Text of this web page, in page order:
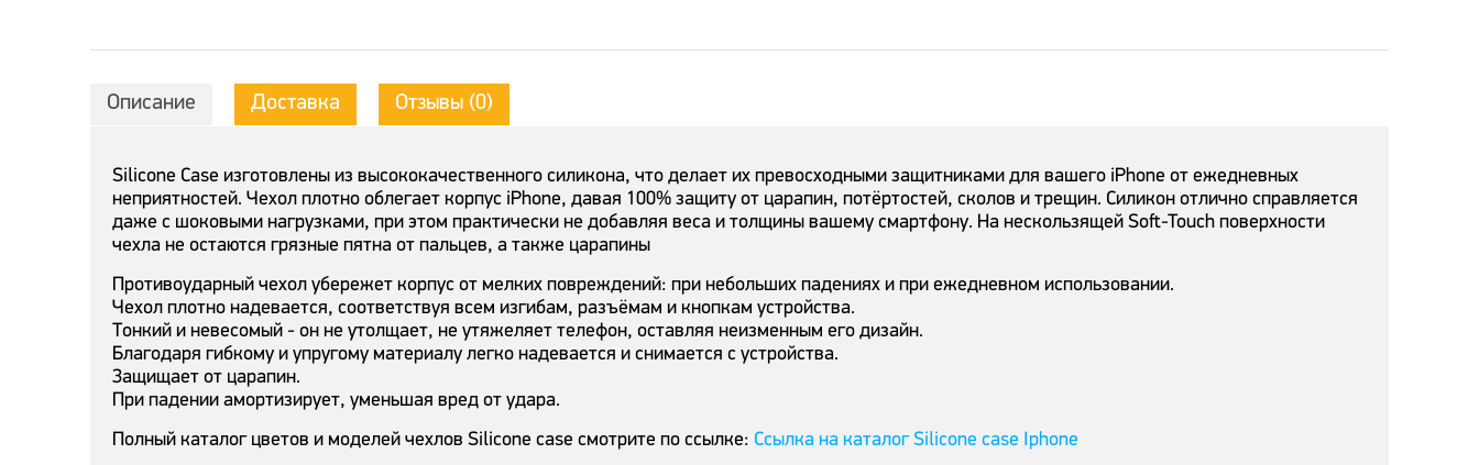
Описание Доставка Отзывы (0)
Silicone Case изготовлены из высококачественного силикона, что делает их превосходными защитниками для вашего iPhone от ежедневных
неприятностей. Чехол плотно облегает корпус iPhone, давая 100% защиту от царапин, потёртостей, сколов и трещин. Силикон отлично справляется
даже с шоковыми нагрузками, при этом практически не добавляя веса и толщины вашему смартфону. На нескользящей Soft-Touch поверхности
чехла не остаются грязные пятна от пальцев, а также царапины
Противоударный чехол убережет корпус от мелких повреждений: при небольших падениях и при ежедневном использовании.
Чехол плотно надевается, соответствуя всем изгибам, разъёмам и кнопкам устройства.
Тонкий и невесомый - он не утолщает, не утяжеляет телефон, оставляя неизменным его дизайн.
Благодаря гибкому и упругому материалу легко надевается и снимается с устройства.
Защищает от царапин.
При падении амортизирует, уменьшая вред от удара.
Полный каталог цветов и моделей чехлов Silicone case смотрите по ссылке: Ссылка на каталог Silicone case Iphone